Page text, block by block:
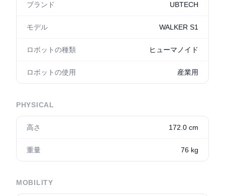
ブランド UBTECH
モデル WALKER S1
ロボットの種類 ヒューマノイド
ロボットの使用 産業用
PHYSICAL
高さ 172.0 cm
重量 76 kg
MOBILITY